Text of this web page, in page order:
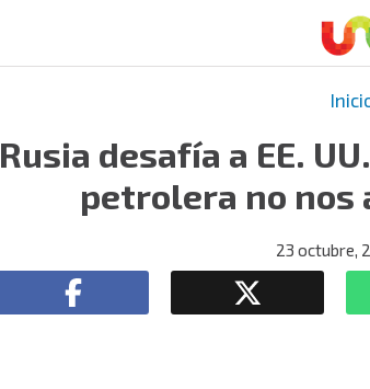
Rusia desafía a EE.
petrolera no nos
23 octubre,